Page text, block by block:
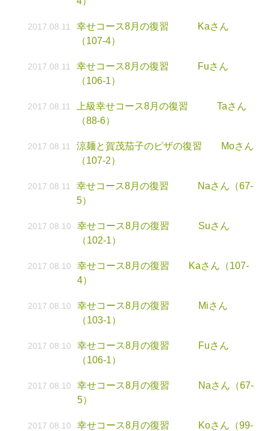
2017.08.11
幸せコース8月の復習 Kaさん
（107-4）
2017.08.11
幸せコース8月の復習 Fuさん
（106-1）
2017.08.11
上級幸せコース8月の復習 Taさん
（88-6）
2017.08.11
涼麺と賀茂茄子のピザの復習 Moさん
（107-2）
2017.08.11
幸せコース8月の復習 Naさん（67-
5）
2017.08.10
幸せコース8月の復習 Suさん
（102-1）
2017.08.10
幸せコース8月の復習 Kaさん（107-
4）
2017.08.10
幸せコース8月の復習 Miさん
（103-1）
2017.08.10
幸せコース8月の復習 Fuさん
（106-1）
2017.08.10
幸せコース8月の復習 Naさん（67-
5）
2017.08.10
幸せコース8月の復習 Koさん（99-